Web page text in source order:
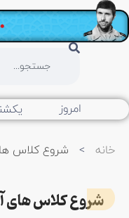
امروز یکشنبه ۱۸
خانه > شروع کلاس
شروع کلاس های